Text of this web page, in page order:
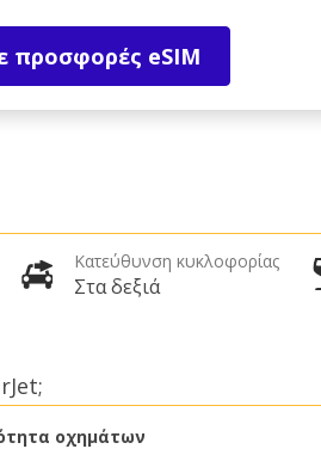
προσφορές eSIM
Κατεύθυνση κυκλοφορίας
Στα δεξιά
οχημάτων